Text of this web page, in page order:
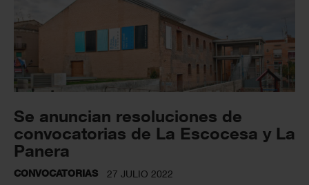
Se anuncian resoluciones de
convocatorias de La Escocesa y La
Panera
CONVOCATORIAS 27 JULIO 2022